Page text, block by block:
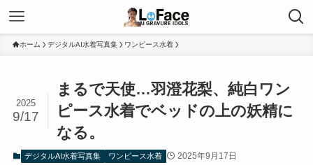
ホーム デジタルAI水着写真集 ワンピース水着
まるで天使…羽澄花梨、純白ワン
ピース水着でベッドの上の妖精に
なる。
2025
9/17
デジタルAI水着写真集 ワンピース水着 2025年9月17日